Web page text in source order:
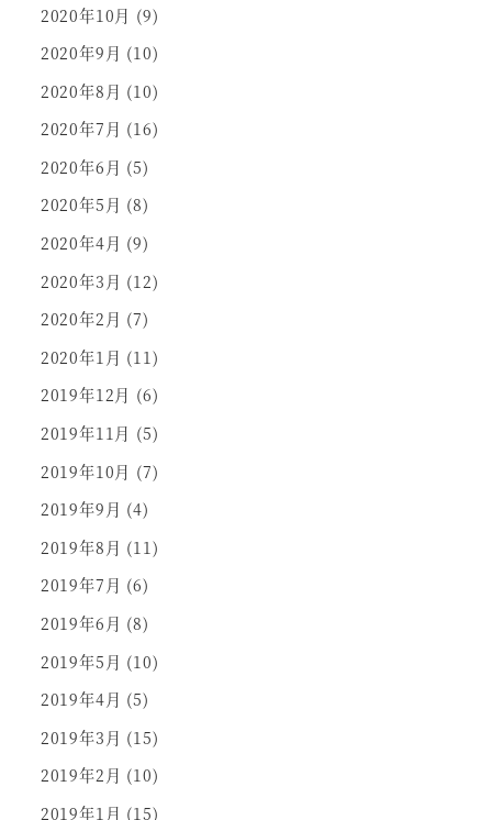
2020年10月 (9)
2020年9月 (10)
2020年8月 (10)
2020年7月 (16)
2020年6月 (5)
2020年5月 (8)
2020年4月 (9)
2020年3月 (12)
2020年2月 (7)
2020年1月 (11)
2019年12月 (6)
2019年11月 (5)
2019年10月 (7)
2019年9月 (4)
2019年8月 (11)
2019年7月 (6)
2019年6月 (8)
2019年5月 (10)
2019年4月 (5)
2019年3月 (15)
2019年2月 (10)
2019年1月 (15)